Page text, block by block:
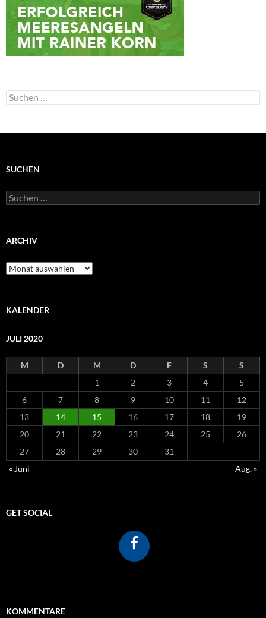
Suchen
nach:
SUCHEN
Suchen
nach:
ARCHIV
Archiv
KALENDER
JULI 2020
M D M D F S
S
1
2 3 4
5
6
7 8 9 10 11
12
13
14 15 16 17 18
19
20
21 22 23 24 25
26
27
28 29 30
31
« Juni
Aug. »
GET SOCIAL
KOMMENTARE